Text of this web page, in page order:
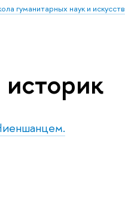
гуманитарных наук и искусств